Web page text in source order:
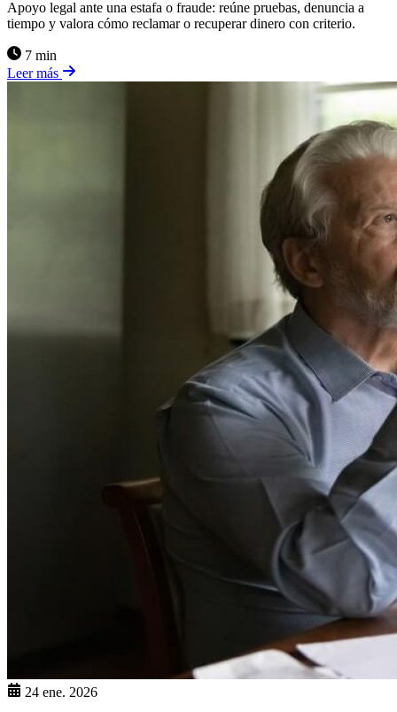
Apoyo legal ante una estafa o fraude: reúne pruebas, denuncia a
tiempo y valora cómo reclamar o recuperar dinero con criterio.
7 min
Leer más
24 ene. 2026